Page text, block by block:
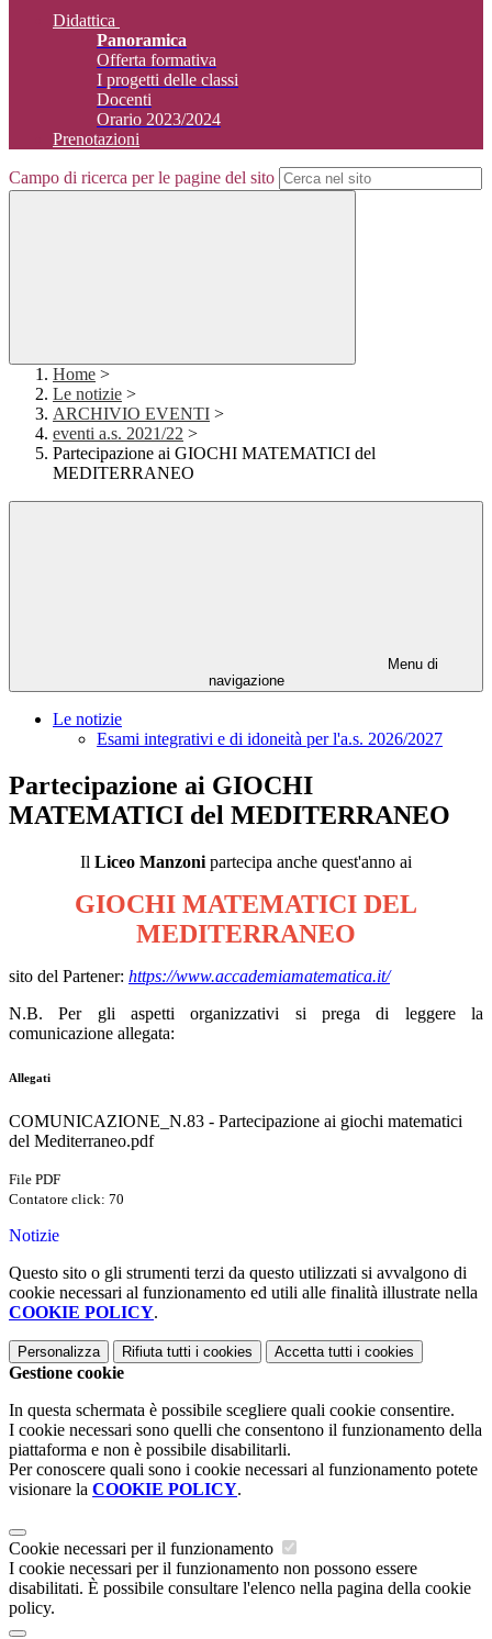
Didattica
Panoramica
Offerta formativa
I progetti delle classi
Docenti
Orario 2023/2024
Prenotazioni
Campo di ricerca per le pagine del sito
Home >
Le notizie >
ARCHIVIO EVENTI >
eventi a.s. 2021/22 >
Partecipazione ai GIOCHI MATEMATICI del
MEDITERRANEO
Menu di
navigazione
Le notizie
Esami integrativi e di idoneità per l'a.s. 2026/2027
Partecipazione ai GIOCHI
MATEMATICI del MEDITERRANEO
Il Liceo Manzoni partecipa anche quest'anno ai
GIOCHI MATEMATICI DEL
MEDITERRANEO
sito del Partener: https://www.accademiamatematica.it/
N.B. Per gli aspetti organizzativi si prega di leggere la
comunicazione allegata:
Allegati
COMUNICAZIONE_N.83 - Partecipazione ai giochi matematici
del Mediterraneo.pdf
File PDF
Contatore click: 70
Notizie
Questo sito o gli strumenti terzi da questo utilizzati si avvalgono di
cookie necessari al funzionamento ed utili alle finalità illustrate nella
COOKIE POLICY.
Personalizza Rifiuta tutti i cookies Accetta tutti i cookies
Gestione cookie
In questa schermata è possibile scegliere quali cookie consentire.
I cookie necessari sono quelli che consentono il funzionamento della
piattaforma e non è possibile disabilitarli.
Per conoscere quali sono i cookie necessari al funzionamento potete
visionare la COOKIE POLICY.
Cookie necessari per il funzionamento
I cookie necessari per il funzionamento non possono essere
disabilitati. È possibile consultare l'elenco nella pagina della cookie
policy.